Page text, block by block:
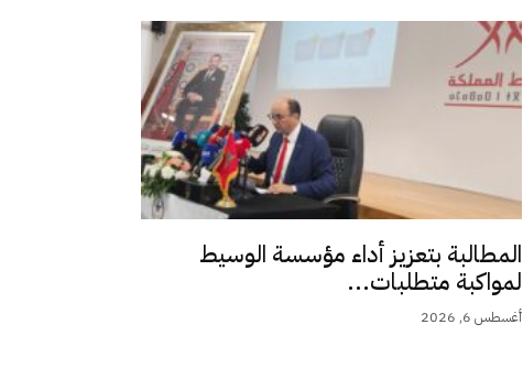
المطالبة بتعزيز أداء مؤسسة الوسيط
لمواكبة متطلبات...
أغسطس 6, 2026